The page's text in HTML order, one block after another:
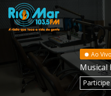
Ao Vivo
Musical
Participe